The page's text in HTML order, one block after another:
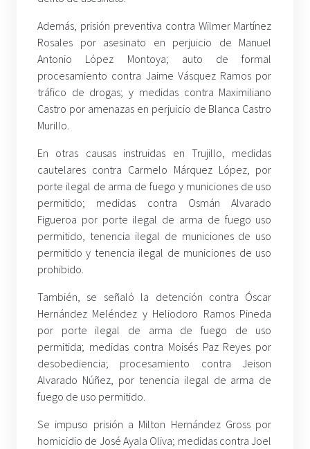
Además, prisión preventiva contra Wilmer Martínez
Rosales por asesinato en perjuicio de Manuel
Antonio López Montoya; auto de formal
procesamiento contra Jaime Vásquez Ramos por
tráfico de drogas; y medidas contra Maximiliano
Castro por amenazas en perjuicio de Blanca Castro
Murillo.
En otras causas instruidas en Trujillo, medidas
cautelares contra Carmelo Márquez López, por
porte ilegal de arma de fuego y municiones de uso
permitido; medidas contra Osmán Alvarado
Figueroa por porte ilegal de arma de fuego uso
permitido, tenencia ilegal de municiones de uso
permitido y tenencia ilegal de municiones de uso
prohibido.
También, se señaló la detención contra Óscar
Hernández Meléndez y Heliodoro Ramos Pineda
por porte ilegal de arma de fuego de uso
permitida; medidas contra Moisés Paz Reyes por
desobediencia; procesamiento contra Jeison
Alvarado Núñez, por tenencia ilegal de arma de
fuego de uso permitido.
Se impuso prisión a Milton Hernández Gross por
homicidio de José Ayala Oliva; medidas contra Joel